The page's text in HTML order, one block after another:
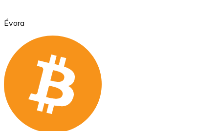
Ethereum
ETH
Évora